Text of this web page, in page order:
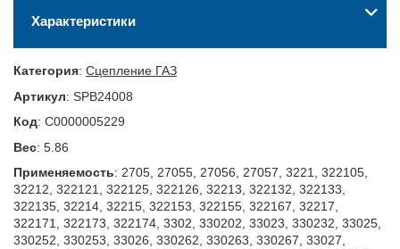
Характеристики
Категория: Сцепление ГАЗ
Артикул: SPB24008
Код: С0000005229
Вес: 5.86
Применяемость: 2705, 27055, 27056, 27057, 3221, 322105,
32212, 322121, 322125, 322126, 32213, 322132, 322133,
322135, 32214, 32215, 322153, 322155, 322167, 32217,
322171, 322173, 322174, 3302, 330202, 33023, 330232, 33025,
330252, 330253, 33026, 330262, 330263, 330267, 33027,